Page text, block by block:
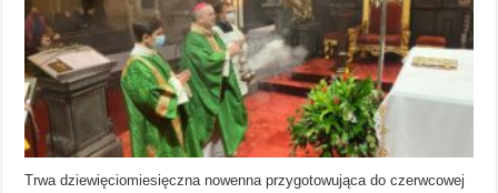
Trwa dziewięciomiesięczna nowenna przygotowująca do czerwcowej